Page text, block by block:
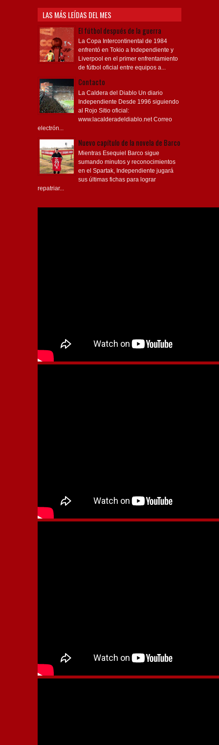
LAS MÁS LEÍDAS DEL MES
El fútbol después de la guerra
La Copa Intercontinental de 1984
enfrentó en Tokio a Independiente y
Liverpool en el primer enfrentamiento
de fútbol oficial entre equipos a...
Contacto
La Caldera del Diablo Un diario
Independiente Desde 1996 siguiendo
al Rojo Sitio oficial:
www.lacalderadeldiablo.net Correo
electrón...
Nuevo capítulo de la novela de Barco
Mientras Esequiel Barco sigue
sumando minutos y reconocimientos
en el Spartak, Independiente jugará
sus últimas fichas para lograr
repatriar...